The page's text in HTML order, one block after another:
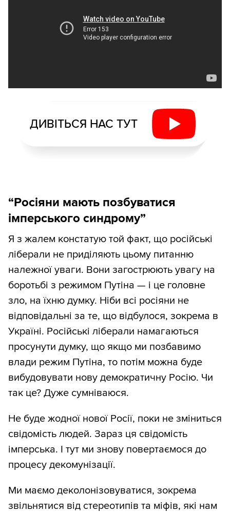
ДИВІТЬСЯ НАС ТУТ
“Росіяни мають позбуватися
імперського синдрому”
Я з жалем констатую той факт, що російські
ліберали не приділяють цьому питанню
належної уваги. Вони загострюють увагу на
боротьбі з режимом Путіна — і це головне
зло, на їхню думку. Ніби всі росіяни не
відповідальні за те, що відбулося, зокрема в
Україні. Російські ліберали намагаються
просунути думку, що якщо ми позбавимо
влади режим Путіна, то потім можна буде
вибудовувати нову демократичну Росію. Чи
так це? Дуже сумніваюся.
Не буде жодної нової Росії, поки не зміниться
свідомість людей. Зараз ця свідомість
імперська. І тут ми знову повертаємося до
процесу декомунізації.
Ми маємо деколонізовуватися, зокрема
звільнятися від стереотипів та міфів, які нам